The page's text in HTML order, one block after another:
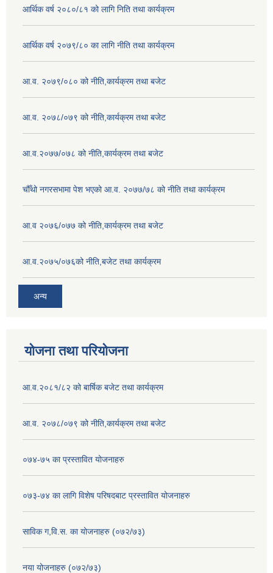
आर्थिक वर्ष २०८०/८१ को लागि निति तथा कार्यक्रम
आर्थिक वर्ष २०७९/८० का लागि नीति तथा कार्यक्रम
आ.व. २०७९/०८० को नीति,कार्यक्रम तथा बजेट
आ.व. २०७८/०७९ को नीति,कार्यक्रम तथा बजेट
आ.व.२०७७/०७८ को नीति,कार्यक्रम तथा बजेट
चौँथो नगरसभामा पेश भएको आ.व. २०७७/७८ को नीति तथा कार्यक्रम
आ.व २०७६/०७७ को नीति,कार्यक्रम तथा बजेट
आ.व.२०७५/०७६को नीति,बजेट तथा कार्यक्रम
अन्य
योजना तथा परियोजना
आ.व.२०८१/८२ को बार्षिक बजेट तथा कार्यक्रम
आ.व. २०७८/०७९ को नीति,कार्यक्रम तथा बजेट
०७४-७५ का प्रस्तावित योजनाहरु
०७३-७४ का लागि विशेष परिषदबाट प्रस्तावित योजनाहरु
साविक ग,वि.स. का योजनाहरु (०७२/७३)
नया योजनाहरु (०७२/७३)